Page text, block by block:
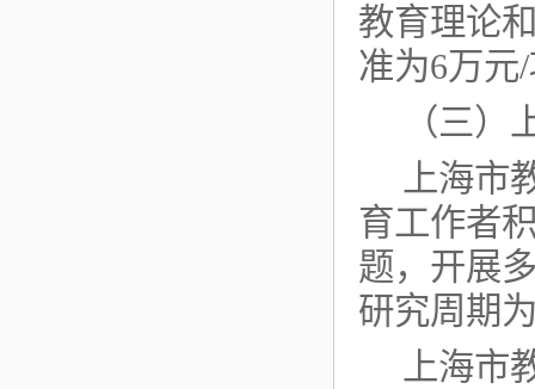
教育理论
准为6万元
（三
上海市
育工作者
题，开展
研究周期
上海市